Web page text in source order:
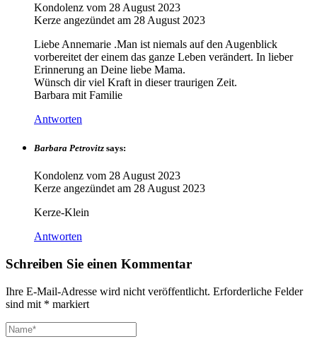
Kondolenz vom 28 August 2023
Kerze angezündet am 28 August 2023
Liebe Annemarie .Man ist niemals auf den Augenblick
vorbereitet der einem das ganze Leben verändert. In lieber
Erinnerung an Deine liebe Mama.
Wünsch dir viel Kraft in dieser traurigen Zeit.
Barbara mit Familie
Antworten
Barbara Petrovitz says:
Kondolenz vom 28 August 2023
Kerze angezündet am 28 August 2023
Kerze-Klein
Antworten
Schreiben Sie einen Kommentar
Ihre E-Mail-Adresse wird nicht veröffentlicht. Erforderliche Felder
sind mit * markiert